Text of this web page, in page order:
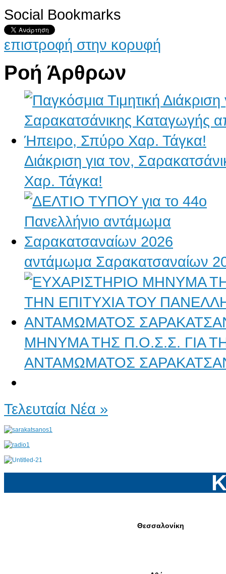
Social Bookmarks
επιστροφή στην κορυφή
Ροή Άρθρων
Διάκριση για τον,
Χαρ. Τάγκα!
αντάμωμα Σαρακατσαναίων
ΜΗΝΥΜΑ ΤΗΣ Π.Ο.Σ.Σ. ΓΙΑ
ΑΝΤΑΜΩΜΑΤΟΣ
Τελευταία Νέα »